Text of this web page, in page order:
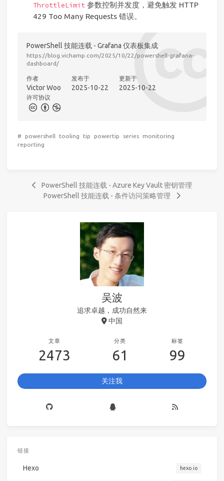
ThrottleLimit参数控制并发度，避免触发 HTTP
429 Too Many Requests 错误。
PowerShell 技能连载 - Grafana 仪表板集成
https://blog.vichamp.com/2025/10/22/powershell-grafana-
dashboard/
作者
Victor Woo
发布于
2025-10-22
更新于
2025-10-22
许可协议
# powershell tooling tip powertip series
monitoring
reporting
PowerShell 技能连载 - Azure Key Vault 密钥管理
PowerShell 技能连载 - 条件访问策略管理
吴波
追求卓越，成功自然来
中国
文章
2473
分类
61
标签
99
关注我
链接
Hexo hexo.io